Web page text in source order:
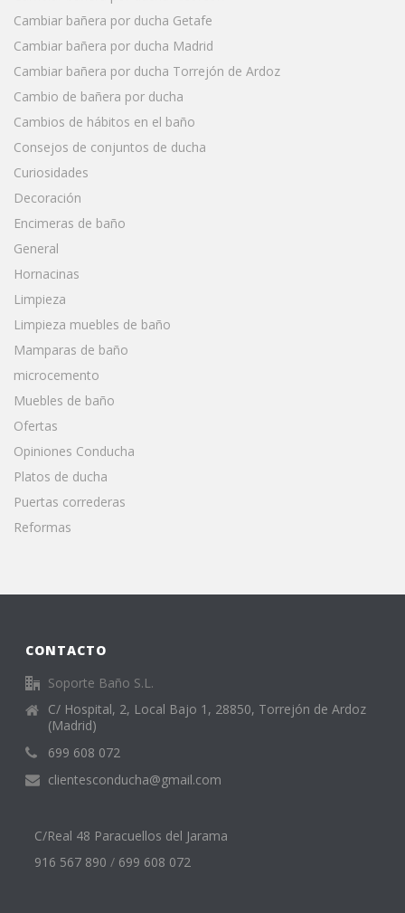
Cambiar bañera por ducha Getafe
Cambiar bañera por ducha Madrid
Cambiar bañera por ducha Torrejón de Ardoz
Cambio de bañera por ducha
Cambios de hábitos en el baño
Consejos de conjuntos de ducha
Curiosidades
Decoración
Encimeras de baño
General
Hornacinas
Limpieza
Limpieza muebles de baño
Mamparas de baño
microcemento
Muebles de baño
Ofertas
Opiniones Conducha
Platos de ducha
Puertas correderas
Reformas
CONTACTO
Soporte Baño S.L.
C/ Hospital, 2, Local Bajo 1, 28850, Torrejón de Ardoz
(Madrid)
699 608 072
clientesconducha@gmail.com
C/Real 48 Paracuellos del Jarama
916 567 890 / 699 608 072